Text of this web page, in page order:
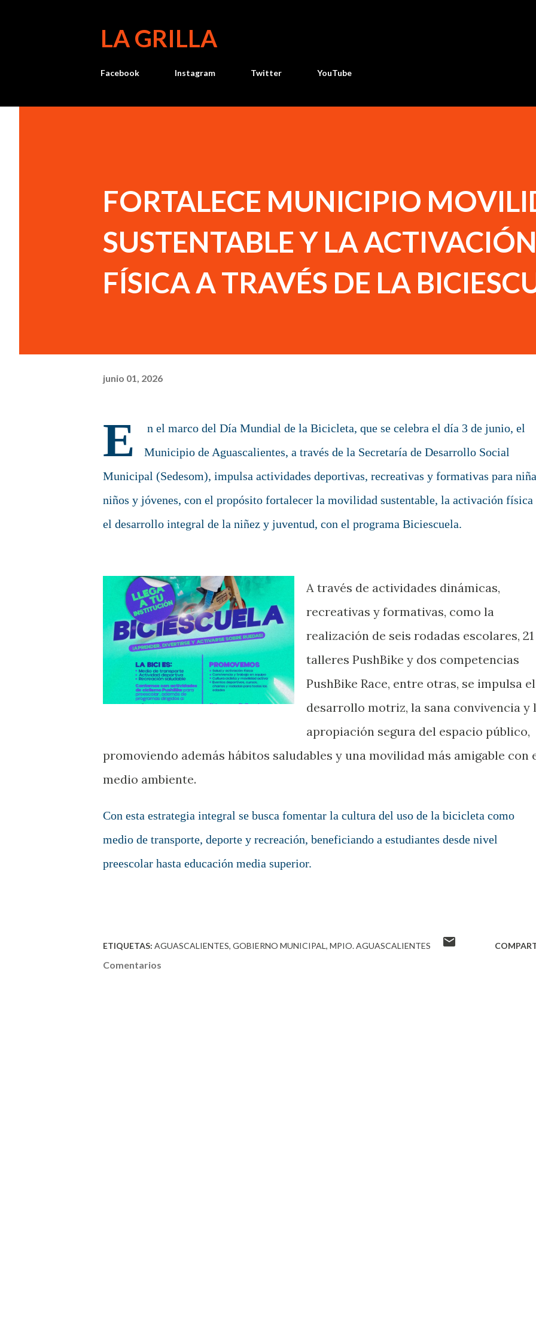
LA GRILLA
Facebook Instagram Twitter YouTube
FORTALECE MUNICIPIO
SUSTENTABLE Y LA
FÍSICA A TRAVÉS DE LA
junio 01, 2026
E
n el marco del Día Mundial de la Bicicleta, que se celebra el día 3 de junio, el
Municipio de Aguascalientes, a través de la Secretaría de Desarrollo Social
Municipal (Sedesom), impulsa actividades deportivas, recreativas y formativas para
niños y jóvenes, con el propósito fortalecer la movilidad sustentable, la activación física
el desarrollo integral de la niñez y juventud, con el programa Biciescuela.
A través de actividades dinámicas,
recreativas y formativas, como la
realización de seis rodadas escolares, 21
talleres PushBike y dos competencias
PushBike Race, entre otras, se impulsa el
desarrollo motriz, la sana convivencia y
apropiación segura del espacio público,
promoviendo además hábitos saludables y una movilidad más amigable con
medio ambiente.
Con esta estrategia integral se busca fomentar la cultura del uso de la bicicleta como
medio de transporte, deporte y recreación, beneficiando a estudiantes desde nivel
preescolar hasta educación media superior.
ETIQUETAS: AGUASCALIENTES GOBIERNO MUNICIPAL MPIO. AGUASCALIENTES
Comentarios